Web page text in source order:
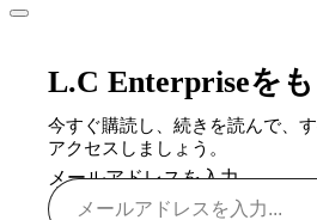
L.C Enterpriseを
今すぐ購読し、続きを読んで、
アクセスしましょう。
メールアドレスを入力...